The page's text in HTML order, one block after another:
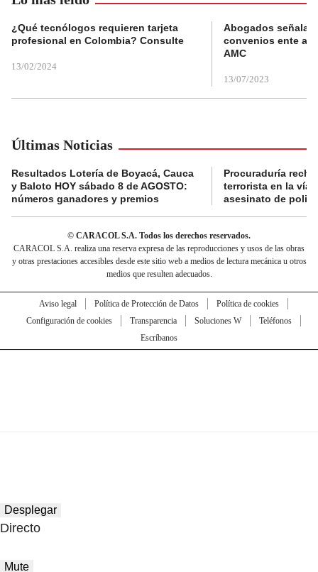
¿Qué tecnólogos requieren tarjeta
profesional en Colombia? Consulte
13/02/2024
Abogados
convenios ente
AMC
13/07/2023
Últimas Noticias
Resultados Lotería de Boyacá, Cauca
y Baloto HOY sábado 8 de AGOSTO:
números ganadores y premios
Procuraduría
terrorista en la vía
asesinato de
© CARACOL S.A. Todos los derechos reservados.
CARACOL S.A. realiza una reserva expresa de las reproducciones y usos de las obras
y otras prestaciones accesibles desde este sitio web a medios de lectura mecánica u otros
medios que resulten adecuados.
Aviso legal Política de Protección de Datos
Política de cookies
Configuración de cookies
Transparencia Soluciones W
Teléfonos
Escríbanos
Desplegar
Directo
Mute